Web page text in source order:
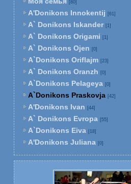
[80]
A'Donikons Innokentij [61]
A` Donikons Iskander [1]
A` Donikons Origami [1]
A` Donikons Ojen [0]
A`Donikons Oriflajm [23]
A` Donikons Oranzh [0]
A`Donikons Pelageya [0]
A`Donikons Praskovja [42]
A'Donikons Ivan [44]
A` Donikons Evropa [55]
A`Donikons Eiva [18]
A'Donikons Juliana [0]